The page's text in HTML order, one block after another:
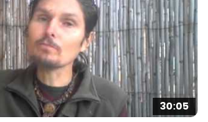
30:05